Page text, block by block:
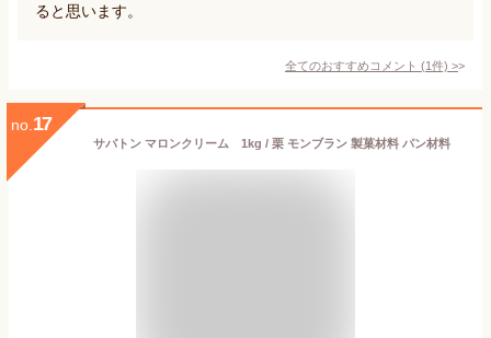
ると思います。
全てのおすすめコメント (1件) >
no. 17
サバトン マロンクリーム 1kg / 栗 モンブラン 製菓材料 パン材料